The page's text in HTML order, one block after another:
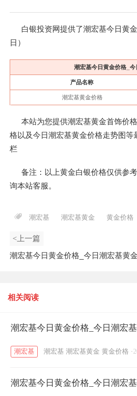
白银投资网提供了潮宏基今日黄
日 ）
潮宏基今日黄金价格_
产品名称
潮宏基黄金价格
本站为您提供潮宏基黄金首饰价
格以及今日潮宏基黄金价格走势图等
栏
备注：以上黄金白银价格仅供参
询本站客服。
潮宏基 潮宏基黄金 黄金价格
<上一篇
潮宏基今日黄金价格_今日潮宏基黄
相关阅读
潮宏基今日黄金价格_今日潮宏
潮宏基 潮宏基 潮宏基黄金 黄金价格 ·
潮宏基今日黄金价格_今日潮宏